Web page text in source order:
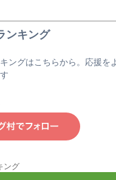
ンキング
ングはこちらから。応援を
ング